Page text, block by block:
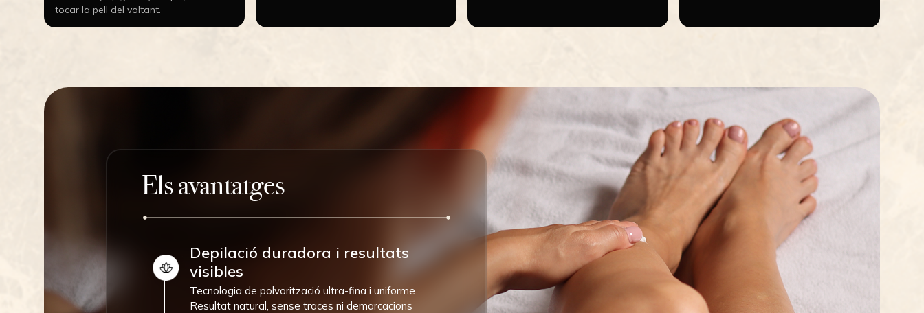
tocar la pell del voltant.
Els avantatges
Depilació duradora i resultats
visibles
Tecnologia de polvorització ultra-fina i uniforme.
Resultat natural, sense traces ni demarcacions